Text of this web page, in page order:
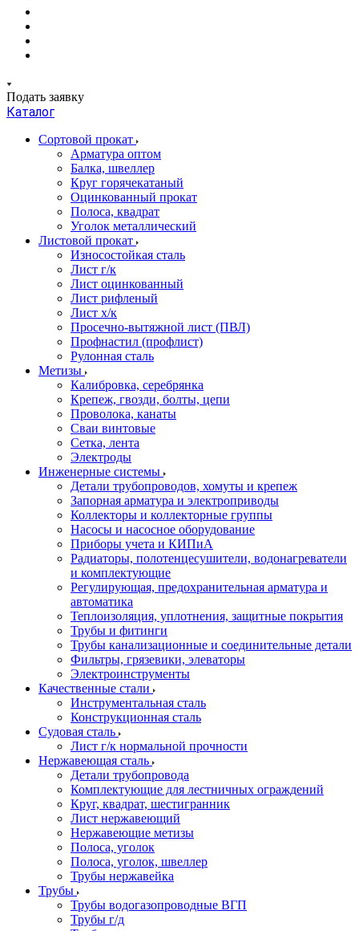
Подать заявку
Каталог
Сортовой прокат
Арматура оптом
Балка, швеллер
Круг горячекатаный
Оцинкованный прокат
Полоса, квадрат
Уголок металлический
Листовой прокат
Износостойкая сталь
Лист г/к
Лист оцинкованный
Лист рифленый
Лист х/к
Просечно-вытяжной лист (ПВЛ)
Профнастил (профлист)
Рулонная сталь
Метизы
Калибровка, серебрянка
Крепеж, гвозди, болты, цепи
Проволока, канаты
Сваи винтовые
Сетка, лента
Электроды
Инженерные системы
Детали трубопроводов, хомуты и крепеж
Запорная арматура и электроприводы
Коллекторы и коллекторные группы
Насосы и насосное оборудование
Приборы учета и КИПиА
Радиаторы, полотенцесушители, водонагреватели
и комплектующие
Регулирующая, предохранительная арматура и
автоматика
Теплоизоляция, уплотнения, защитные покрытия
Трубы и фитинги
Трубы канализационные и соединительные детали
Фильтры, грязевики, элеваторы
Электроинструменты
Качественные стали
Инструментальная сталь
Конструкционная сталь
Судовая сталь
Лист г/к нормальной прочности
Нержавеющая сталь
Детали трубопровода
Комплектующие для лестничных ограждений
Круг, квадрат, шестигранник
Лист нержавеющий
Нержавеющие метизы
Полоса, уголок
Полоса, уголок, швеллер
Трубы нержавейка
Трубы
Трубы водогазопроводные ВГП
Трубы г/д